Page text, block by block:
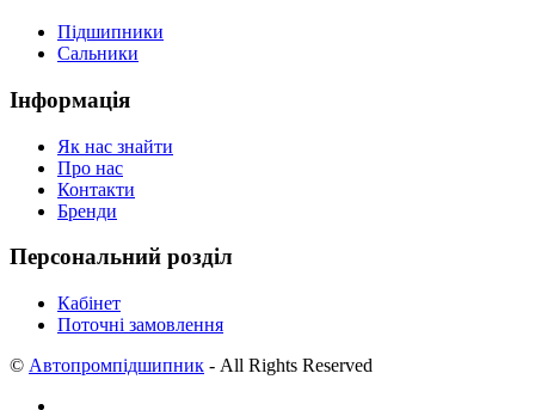
Підшипники
Сальники
Інформація
Як нас знайти
Про нас
Контакти
Бренди
Персональний розділ
Кабінет
Поточні замовлення
© Автопромпідшипник - All Rights Reserved